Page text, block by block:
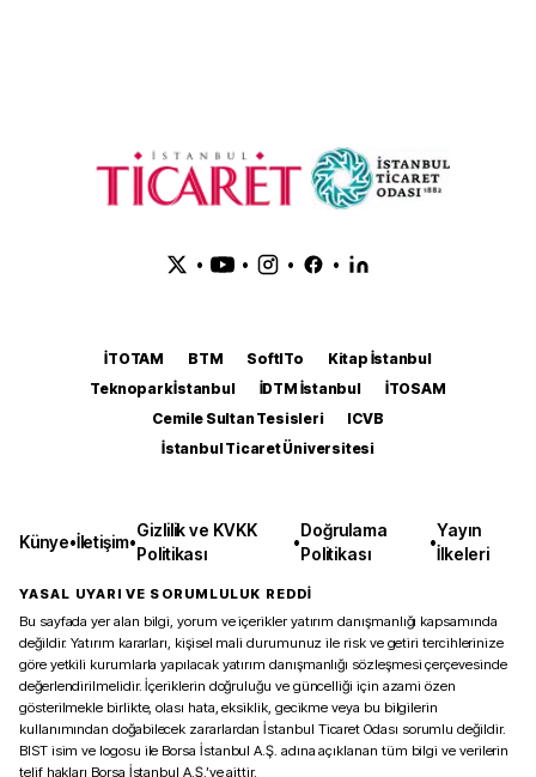
• • • •
İTOTAM BTM SoftITo
Kitap İstanbul
Teknopark İstanbul
İDTM İstanbul
İTOSAM
Cemile Sultan Tesisleri
ICVB
İstanbul Ticaret Üniversitesi
Künye•İletişim•
Gizlilik ve KVKK
Politikası
•
Doğrulama
Politikası
•
Yayın
İlkeleri
YASAL UYARI VE SORUMLULUK REDDİ
Bu sayfada yer alan bilgi, yorum ve içerikler yatırım danışmanlığı kapsamında
değildir. Yatırım kararları, kişisel mali durumunuz ile risk ve getiri tercihlerinize
göre yetkili kurumlarla yapılacak yatırım danışmanlığı sözleşmesi çerçevesinde
değerlendirilmelidir. İçeriklerin doğruluğu ve güncelliği için azami özen
gösterilmekle birlikte, olası hata, eksiklik, gecikme veya bu bilgilerin
kullanımından doğabilecek zararlardan İstanbul Ticaret Odası sorumlu değildir.
BIST isim ve logosu ile Borsa İstanbul A.Ş. adına açıklanan tüm bilgi ve verilerin
telif hakları Borsa İstanbul A.Ş.’ye aittir.